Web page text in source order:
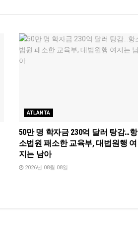
ATLANTA
50만 명 학자금 230억 달러 탕감…항
소법원 패소한 교육부, 대법원행 여
지는 남아
2026년 08월 08일